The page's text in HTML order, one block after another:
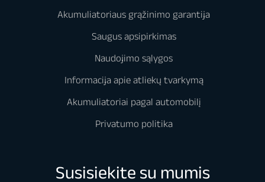
Akumuliatoriaus grąžinimo garantija
Saugus apsipirkimas
Naudojimo sąlygos
Informacija apie atliekų tvarkymą
Akumuliatoriai pagal automobilį
Privatumo politika
Susisiekite su mumis